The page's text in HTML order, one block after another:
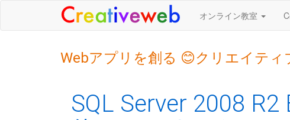
オンライン教室
Webアプリを創る 😊クリエイティ
SQL Server 2008